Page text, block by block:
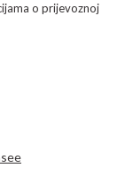
o prijevoznoj